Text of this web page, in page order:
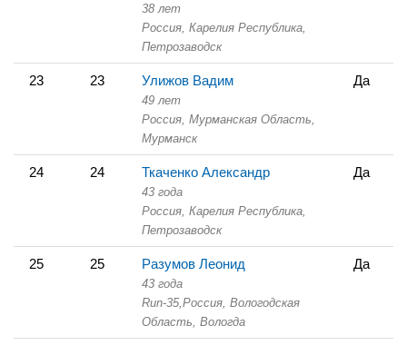
38 лет
Россия, Карелия Республика,
Петрозаводск
23 23 Улижов Вадим
49 лет
Россия, Мурманская Область,
Мурманск
Да
24 24 Ткаченко Александр
43 года
Россия, Карелия Республика,
Петрозаводск
Да
25 25 Разумов Леонид
43 года
Run-35, Россия, Вологодская
Область, Вологда
Да